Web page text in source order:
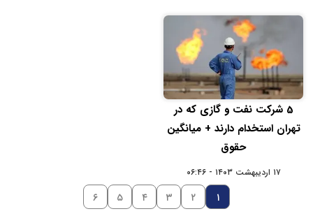
5 شرکت نفت و گازی که در
تهران استخدام دارند + میانگین
حقوق
۱۷ اردیبهشت ۱۴۰۳ - ۰۶:۴۶
۱ ۲ ۳ ۴ ۵ ۶